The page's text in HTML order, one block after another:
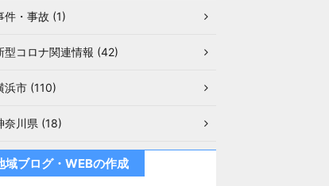
件・事故 (1)
型コロナ関連情報 (42)
浜市 (110)
奈川県 (18)
域ブログ・WEBの作成